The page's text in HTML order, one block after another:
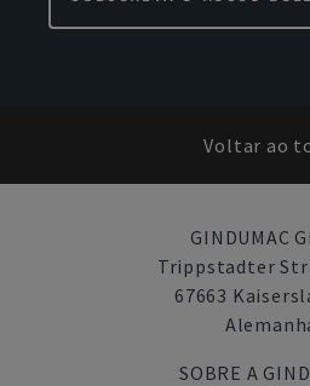
Voltar ao
GINDUMAC
Trippstadter
67663
SOBRE A